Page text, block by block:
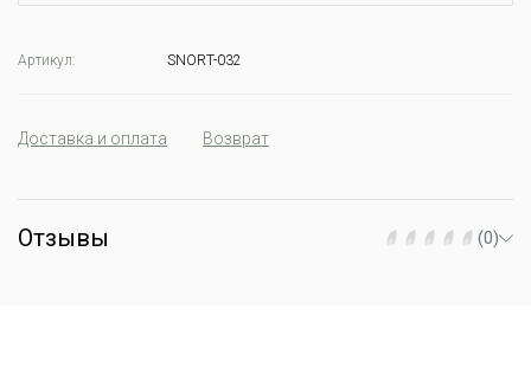
Артикул: SNORT-032
Доставка и оплата Возврат
Отзывы (0)